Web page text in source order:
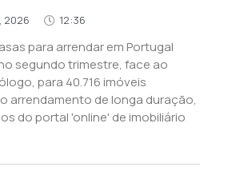
2026 12:36
para arrendar em Portugal
segundo trimestre, face ao
para 40.716 imóveis
arrendamento de longa duração,
do portal 'online' de imobiliário